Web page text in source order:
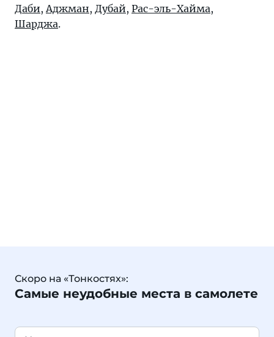
Даби, Аджман, Дубай, Рас-эль-Хайма,
Шарджа.
Скоро на «Тонкостях»:
Самые неудобные места в самолете